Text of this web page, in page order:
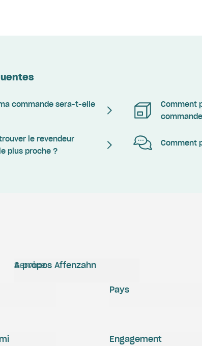
commande sera-t-elle
Comment
le revendeur
plus proche ?
Comment
Service
A propos Affenzahn
Engagement
Pays